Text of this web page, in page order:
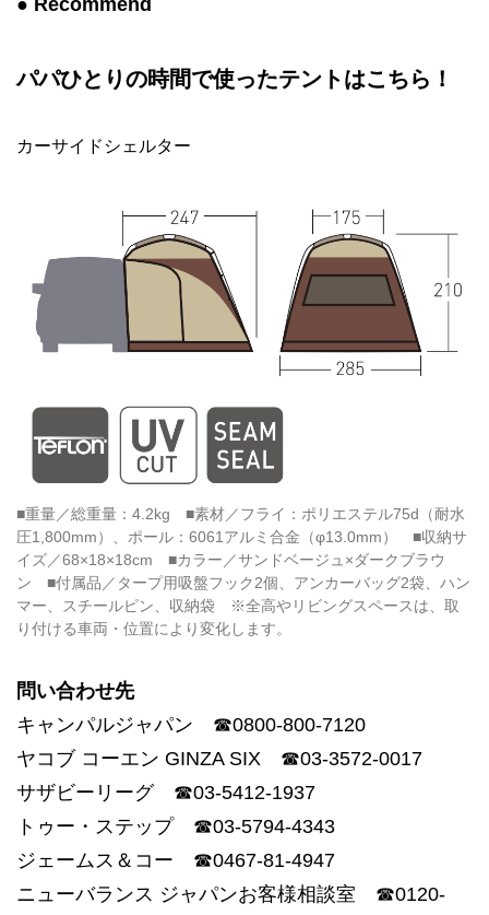
● Recommend
パパひとりの時間で使ったテントはこちら！
カーサイドシェルター
■重量／総重量：4.2kg ■素材／フライ：ポリエステル75d（耐水
圧1,800mm）、ポール：6061アルミ合金（φ13.0mm） ■収納サ
イズ／68×18×18cm ■カラー／サンドベージュ×ダークブラウ
ン ■付属品／タープ用吸盤フック2個、アンカーバッグ2袋、ハン
マー、スチールピン、収納袋 ※全高やリビングスペースは、取
り付ける車両・位置により変化します。
問い合わせ先
キャンパルジャパン ☎0800-800-7120
ヤコブ コーエン GINZA SIX ☎03-3572-0017
サザビーリーグ ☎03-5412-1937
トゥー・ステップ ☎03-5794-4343
ジェームス＆コー ☎0467-81-4947
ニューバランス ジャパンお客様相談室 ☎0120-